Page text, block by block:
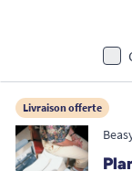
Livraison offerte